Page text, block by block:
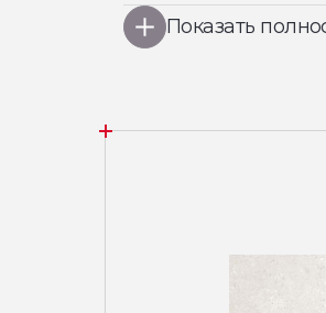
Показать